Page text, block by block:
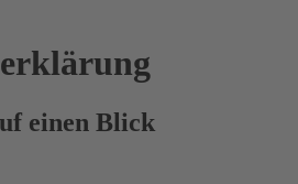
einen Blick